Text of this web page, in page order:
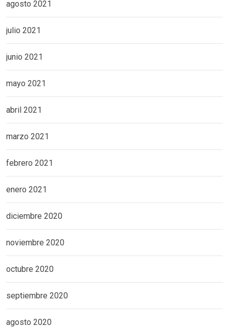
agosto 2021
julio 2021
junio 2021
mayo 2021
abril 2021
marzo 2021
febrero 2021
enero 2021
diciembre 2020
noviembre 2020
octubre 2020
septiembre 2020
agosto 2020